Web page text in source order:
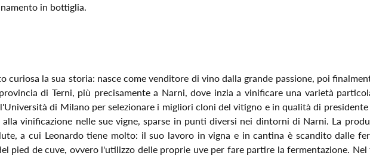
in bottiglia.
curiosa la sua storia: nasce come venditore di vino dalla grande passione, poi
di Terni, più precisamente a Narni, dove inzia a vinificare una varietà
di Milano per selezionare i migliori cloni del vitigno e in qualità di
vinificazione nelle sue vigne, sparse in punti diversi nei dintorni di Narni. La
a cui Leonardo tiene molto: il suo lavoro in vigna e in cantina è scandito dalle
pied de cuve, ovvero l'utilizzo delle proprie uve per fare partire la fermentazione.